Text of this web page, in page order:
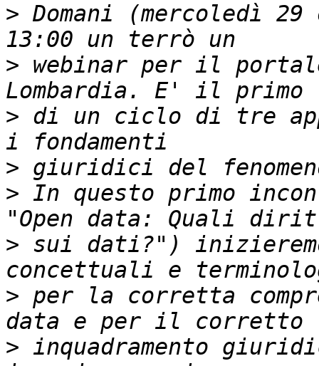
> Domani (mercoledì
> webinar per il
> di un ciclo di tre
>
> In questo primo
> sui dati?")
> per la corretta
> inquadramento